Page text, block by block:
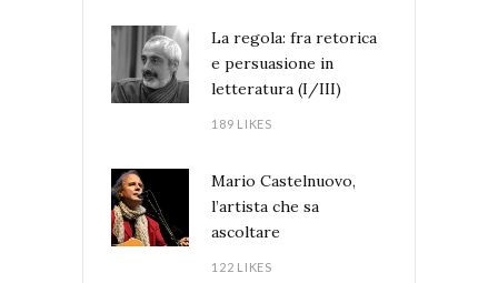
La regola: fra retorica
e persuasione in
letteratura (I/III)
189 LIKES
Mario Castelnuovo,
l’artista che sa
ascoltare
122 LIKES